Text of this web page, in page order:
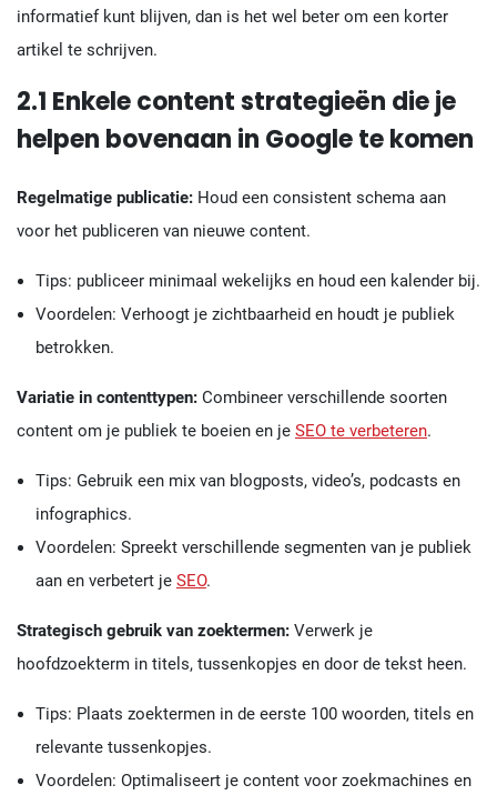
informatief kunt blijven, dan is het wel beter om een korter
artikel te schrijven.
2.1 Enkele content strategieën die je
helpen bovenaan in Google te komen
Regelmatige publicatie: Houd een consistent schema aan
voor het publiceren van nieuwe content.
Tips: publiceer minimaal wekelijks en houd een kalender bij.
Voordelen: Verhoogt je zichtbaarheid en houdt je publiek
betrokken.
Variatie in contenttypen: Combineer verschillende soorten
content om je publiek te boeien en je SEO te verbeteren.
Tips: Gebruik een mix van blogposts, video’s, podcasts en
infographics.
Voordelen: Spreekt verschillende segmenten van je publiek
aan en verbetert je SEO.
Strategisch gebruik van zoektermen: Verwerk je
hoofdzoekterm in titels, tussenkopjes en door de tekst heen.
Tips: Plaats zoektermen in de eerste 100 woorden, titels en
relevante tussenkopjes.
Voordelen: Optimaliseert je content voor zoekmachines en